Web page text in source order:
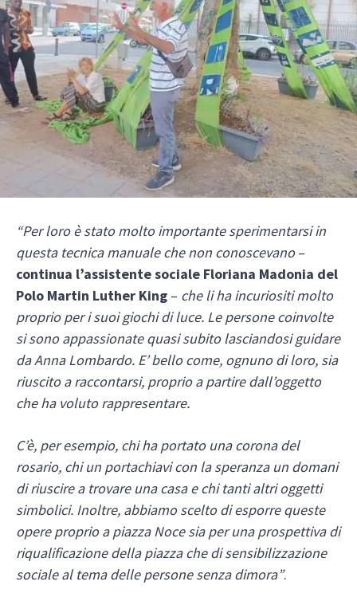
“Per loro è stato molto importante sperimentarsi in
questa tecnica manuale che non conoscevano–
continua l’assistente sociale Floriana Madonia del
Polo Martin Luther King – che li ha incuriositi molto
proprio per i suoi giochi di luce. Le persone coinvolte
si sono appassionate quasi subito lasciandosi guidare
da Anna Lombardo. E’ bello come, ognuno di loro, sia
riuscito a raccontarsi, proprio a partire dall’oggetto
che ha voluto rappresentare.
C’è, per esempio, chi ha portato una corona del
rosario, chi un portachiavi con la speranza un domani
di riuscire a trovare una casa e chi tanti altri oggetti
simbolici. Inoltre, abbiamo scelto di esporre queste
opere proprio a piazza Noce sia per una prospettiva di
riqualificazione della piazza che di sensibilizzazione
sociale al tema delle persone senza dimora”.